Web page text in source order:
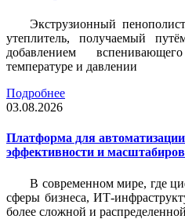
Экструзионный
утеплитель, получаемый
добавлением
температуре и давлении
Подробнее
03.08.2026
Платформа для
эффективности и
В современном мире, где
сферы бизнеса, ИТ-
более сложной и распределенной